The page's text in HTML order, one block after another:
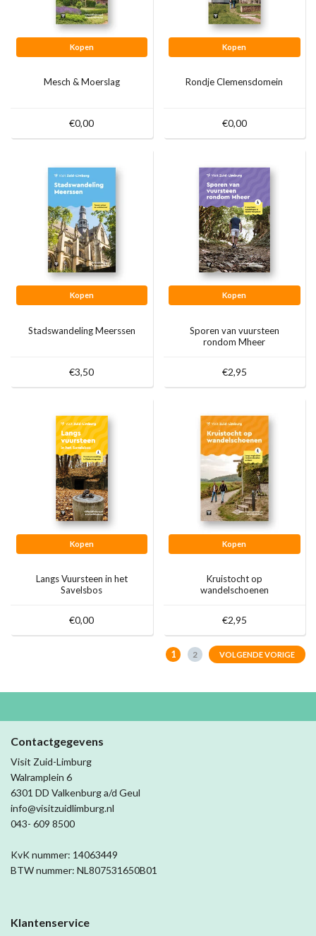
Kopen
Mesch & Moerslag
€0,00
Kopen
Rondje Clemensdomein
€0,00
Kopen
Stadswandeling Meerssen
€3,50
Kopen
Sporen van vuursteen
rondom Mheer
€2,95
Kopen
Langs Vuursteen in het
Savelsbos
€0,00
Kopen
Kruistocht op
wandelschoenen
€2,95
1 2 VOLGENDE VORIGE
Contactgegevens
Visit Zuid-Limburg
Walramplein 6
6301 DD Valkenburg a/d Geul
info@visitzuidlimburg.nl
043- 609 8500
KvK nummer: 14063449
BTW nummer: NL807531650B01
Klantenservice